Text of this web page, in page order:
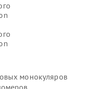
монокуляров